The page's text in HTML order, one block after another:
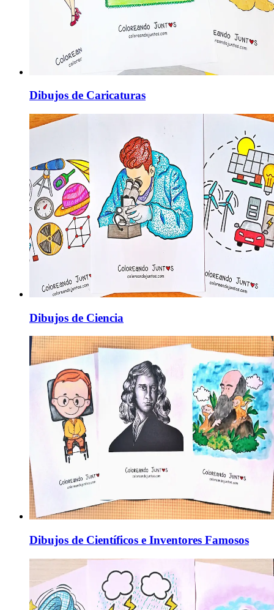
Dibujos de Caricaturas
Dibujos de Ciencia
Dibujos de Científicos e Inventores Famosos